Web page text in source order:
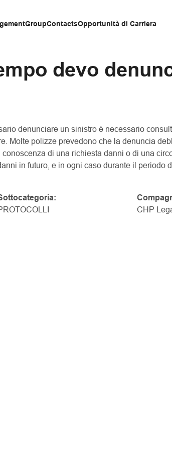
GroupContactsOpportunità di Carriera
devo
denunciare un sinistro è necessario
Molte polizze prevedono che la denuncia
di una richiesta danni o di una
in futuro, e in ogni caso durante il periodo
CHP